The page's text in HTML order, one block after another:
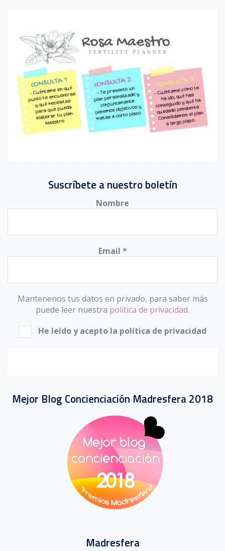
Suscríbete a nuestro boletín
Nombre
Email *
Mantenenos tus datos en privado, para saber más
puede leer nuestra política de privacidad.
He leído y acepto la política de privacidad
Mejor Blog Concienciación Madresfera 2018
Madresfera